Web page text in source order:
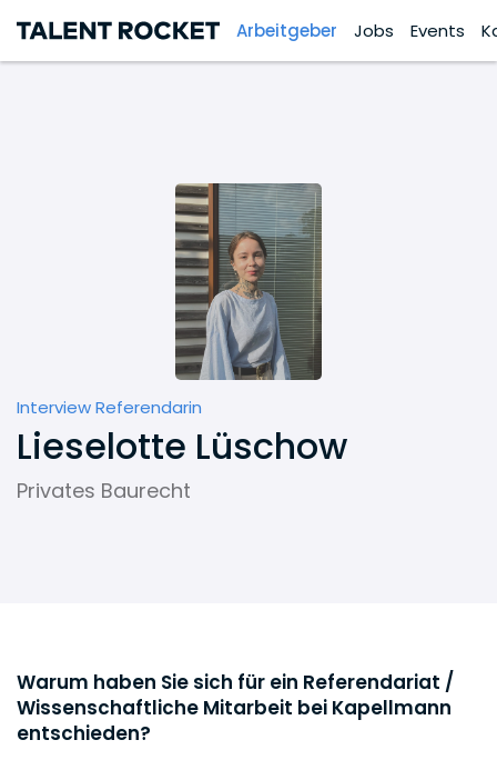
Arbeitgeber Jobs Events
Interview Referendarin
Lieselotte Lüschow
Privates Baurecht
Warum haben Sie sich für ein Referendariat /
Wissenschaftliche Mitarbeit bei Kapellmann
entschieden?